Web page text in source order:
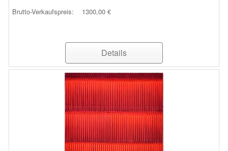
Brutto-Verkaufspreis: 1300,00 €
Details